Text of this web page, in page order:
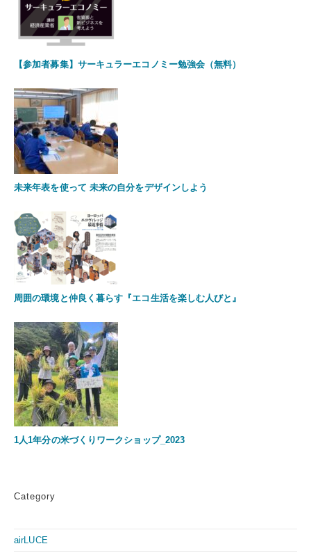
【参加者募集】サーキュラーエコノミー勉強会（無料）
未来年表を使って 未来の自分をデザインしよう
周囲の環境と仲良く暮らす『エコ生活を楽しむ人びと』
1人1年分の米づくりワークショップ_2023
Category
airLUCE